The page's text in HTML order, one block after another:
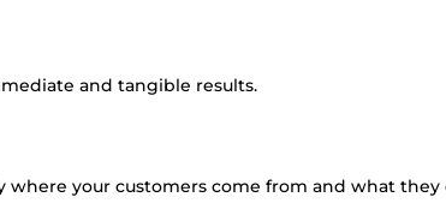
and tangible results.
where your customers come from and what